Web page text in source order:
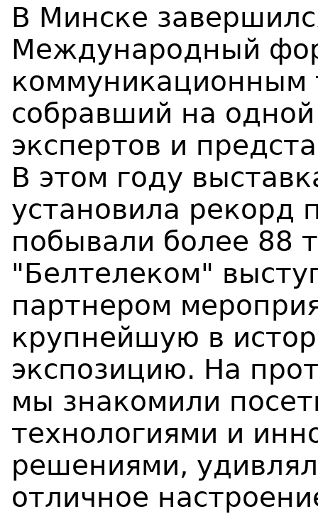
В Минске
Международный
коммуникационным
собравший на
экспертов и
В этом году
установила рекорд
побывали более 88
"Белтелеком"
партнером
крупнейшую в
экспозицию. На
мы знакомили
технологиями и
решениями,
отличное